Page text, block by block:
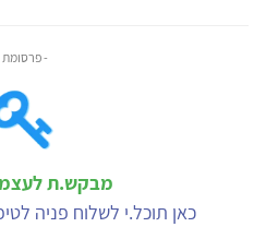
- פרסומת
מבקש.ת
כאן תוכל.י לשלוח פניה